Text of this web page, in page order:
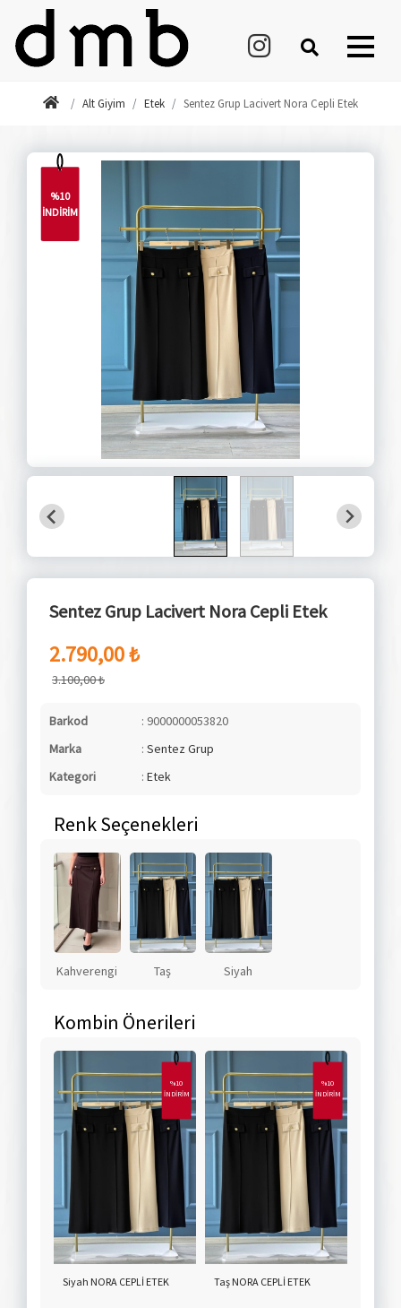
Alt Giyim Etek Sentez Grup Lacivert Nora Cepli Etek
%10
İNDİRİM
Sentez Grup Lacivert Nora Cepli Etek
2.790,00 ₺
3.100,00 ₺
Barkod
: 9000000053820
Marka
: Sentez Grup
Kategori
: Etek
Renk Seçenekleri
Kahverengi Taş Siyah
Kombin Önerileri
%10
İNDİRİM
Siyah NORA CEPLİ ETEK
%10
İNDİRİM
Taş NORA CEPLİ ETEK